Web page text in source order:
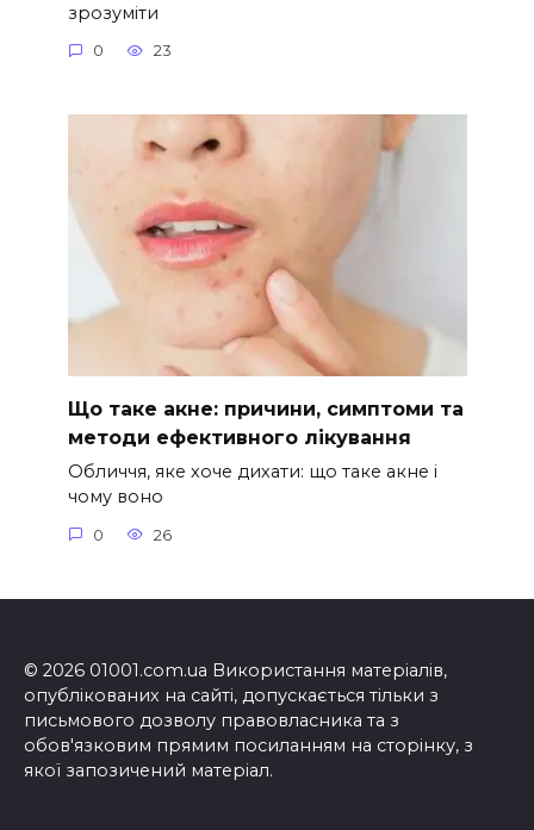
зрозуміти
0 23
Що таке акне: причини, симптоми та
методи ефективного лікування
Обличчя, яке хоче дихати: що таке акне і
чому воно
0 26
© 2026 01001.com.ua Використання матеріалів,
опублікованих на сайті, допускається тільки з
письмового дозволу правовласника та з
обов'язковим прямим посиланням на сторінку, з
якої запозичений матеріал.